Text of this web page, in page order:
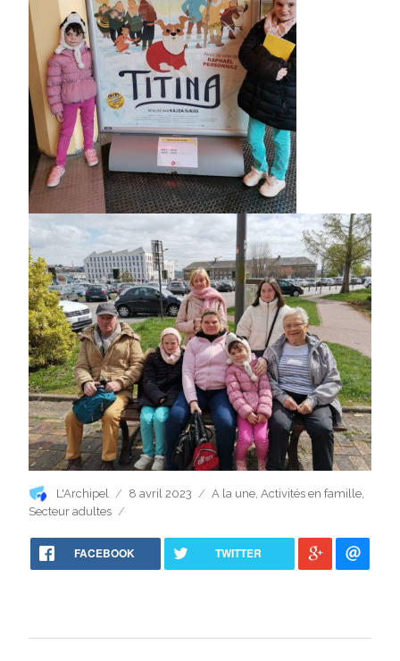
Auteur
L'Archipel
Publié
8 avril 2023 Catégories
A la une, Activités en famille,
Secteur adultes
FACEBOOK TWITTER